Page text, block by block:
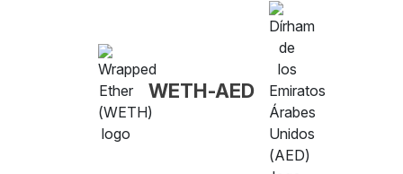
WETH-AED